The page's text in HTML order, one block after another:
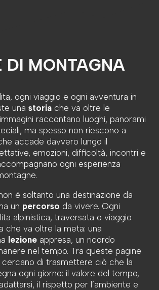
DI MONTAGNA
ogni viaggio e ogni avventura in
una storiache va oltre le
raccontano luoghi, panorami
ma spesso non riescono a
accade davvero lungo il
emozioni, difficoltà, incontri e
ogni esperienza
è soltanto una destinazione da
un percorso da vivere. Ogni
alpinistica, traversata o viaggio
che va oltre la meta: una
lezioneappresa, un ricordo
nel tempo. Tra queste pagine
di trasmettere ciò che la
ogni giorno: il valore del tempo,
il rispetto per l’ambiente e